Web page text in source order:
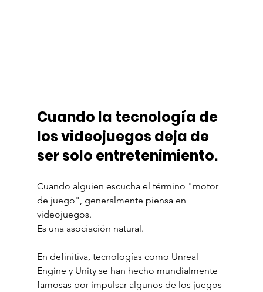
Cuando la tecnología de
los videojuegos deja de
ser solo entretenimiento.
Cuando alguien escucha el término "motor
de juego", generalmente piensa en
videojuegos.
Es una asociación natural.
En definitiva, tecnologías como Unreal
Engine y Unity se han hecho mundialmente
famosas por impulsar algunos de los juegos